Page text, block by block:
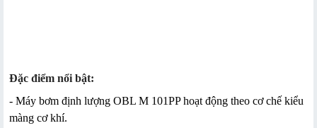
Đặc điểm nổi bật:
- Máy bơm định lượng OBL M 101PP hoạt động theo cơ chế kiểu
màng cơ khí.